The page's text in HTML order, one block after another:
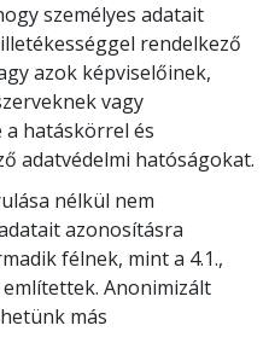
személyes adatait
rendelkező
azok képviselőinek,
vagy
a hatáskörrel és
adatvédelmi hatóságokat.
nélkül nem
azonosításra
félnek, mint a 4.1.,
említettek. Anonimizált
más